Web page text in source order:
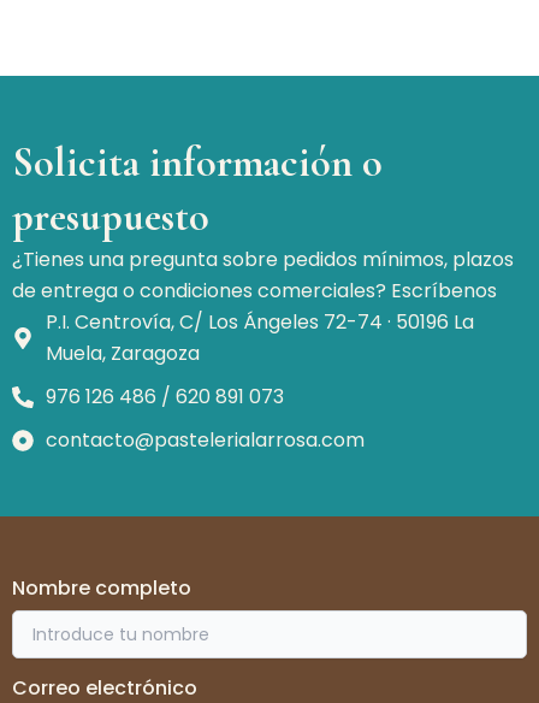
Solicita información o
presupuesto
¿Tienes una pregunta sobre pedidos mínimos, plazos
de entrega o condiciones comerciales? Escríbenos
P.I. Centrovía, C/ Los Ángeles 72-74 · 50196 La
Muela, Zaragoza
976 126 486 / 620 891 073
contacto@pastelerialarrosa.com
Nombre completo
Correo electrónico